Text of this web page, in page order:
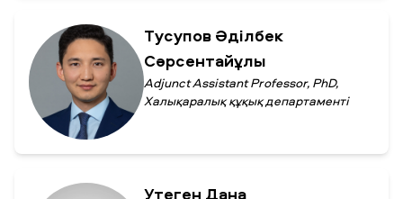
Тусупов Әділбек
Сәрсентайұлы
Adjunct Assistant Professor, PhD,
Халықаралық құқық департаменті
Утеген Дана